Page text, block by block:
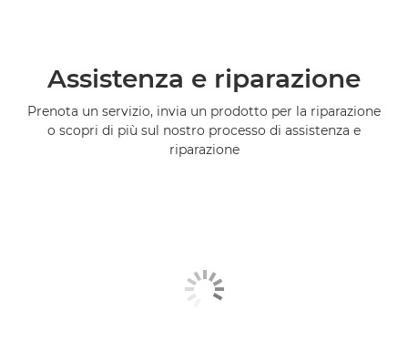
Assistenza e riparazione
Prenota un servizio, invia un prodotto per la riparazione
o scopri di più sul nostro processo di assistenza e
riparazione